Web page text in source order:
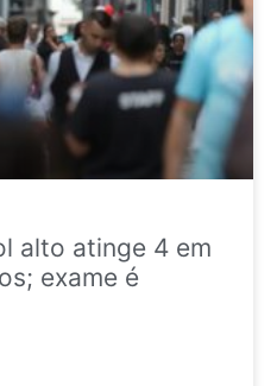
alto atinge 4 em
exame é